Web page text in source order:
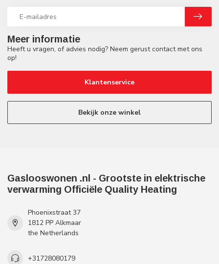
Meer informatie
Heeft u vragen, of advies nodig? Neem gerust contact met ons
op!
Klantenservice
Bekijk onze winkel
Gaslooswonen .nl - Grootste in elektrische
verwarming Officiële Quality Heating
Phoenixstraat 37
1812 PP Alkmaar
the Netherlands
+31728080179